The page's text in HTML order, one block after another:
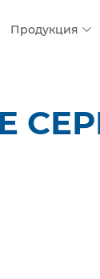
Продукция